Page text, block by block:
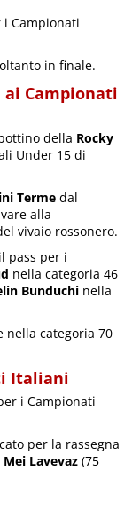
Campionati
in finale.
ai Campionati
della Rocky
Under 15 di
Terme dal
alla
vivaio rossonero.
pass per i
nella categoria 46
Bunduchi nella
nella categoria 70
Italiani
i Campionati
per la rassegna
Mei Lavevaz (75